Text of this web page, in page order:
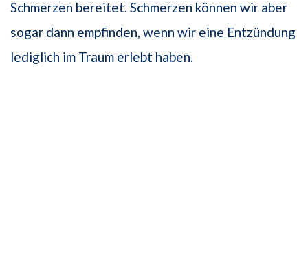
Schmerzen bereitet. Schmerzen können wir aber
sogar dann empfinden, wenn wir eine Entzündung
lediglich im Traum erlebt haben.